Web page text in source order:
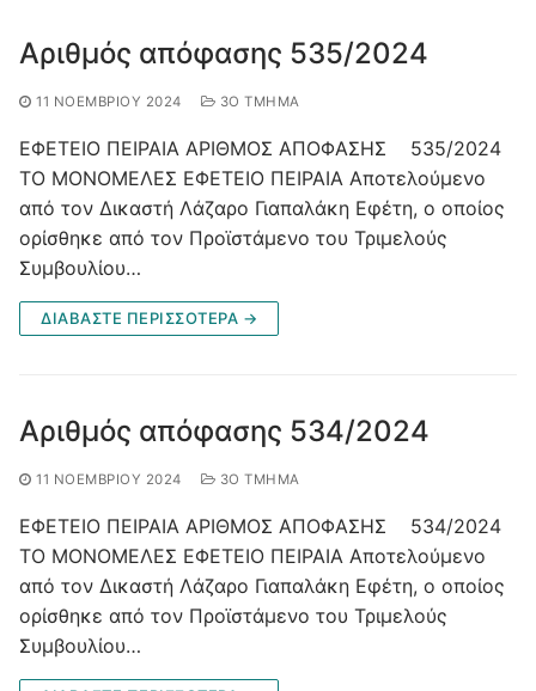
Αριθμός απόφασης 535/2024
11 ΝΟΕΜΒΡΊΟΥ 2024 3Ο ΤΜΉΜΑ
ΕΦΕΤΕΙΟ ΠΕΙΡΑΙΑ ΑΡΙΘΜΟΣ ΑΠΟΦΑΣΗΣ 535/2024
ΤΟ ΜΟΝΟΜΕΛΕΣ ΕΦΕΤΕΙΟ ΠΕΙΡΑΙΑ Αποτελούμενο
από τoν Δικαστή Λάζαρο Γιαπαλάκη Εφέτη, ο οποίος
ορίσθηκε από τον Προϊστάμενο του Τριμελούς
Συμβουλίου…
ΔΙΑΒΑΣΤΕ ΠΕΡΙΣΣΟΤΕΡΑ →
Αριθμός απόφασης 534/2024
11 ΝΟΕΜΒΡΊΟΥ 2024 3Ο ΤΜΉΜΑ
ΕΦΕΤΕΙΟ ΠΕΙΡΑΙΑ ΑΡΙΘΜΟΣ ΑΠΟΦΑΣΗΣ 534/2024
ΤΟ ΜΟΝΟΜΕΛΕΣ ΕΦΕΤΕΙΟ ΠΕΙΡΑΙΑ Αποτελούμενο
από τoν Δικαστή Λάζαρο Γιαπαλάκη Εφέτη, ο οποίος
ορίσθηκε από τον Προϊστάμενο του Τριμελούς
Συμβουλίου…